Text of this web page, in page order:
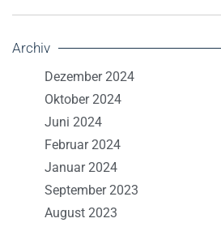
Archiv
Dezember 2024
Oktober 2024
Juni 2024
Februar 2024
Januar 2024
September 2023
August 2023